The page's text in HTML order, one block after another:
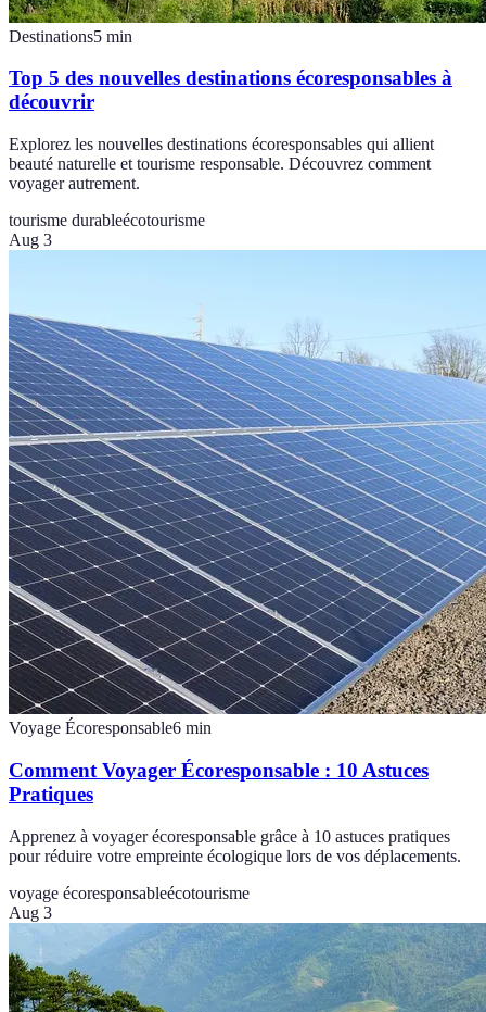
Destinations5 min
Top 5 des nouvelles destinations écoresponsables à
découvrir
Explorez les nouvelles destinations écoresponsables qui allient
beauté naturelle et tourisme responsable. Découvrez comment
voyager autrement.
tourisme durableécotourisme
Aug 3
Voyage Écoresponsable6 min
Comment Voyager Écoresponsable : 10 Astuces
Pratiques
Apprenez à voyager écoresponsable grâce à 10 astuces pratiques
pour réduire votre empreinte écologique lors de vos déplacements.
voyage écoresponsableécotourisme
Aug 3